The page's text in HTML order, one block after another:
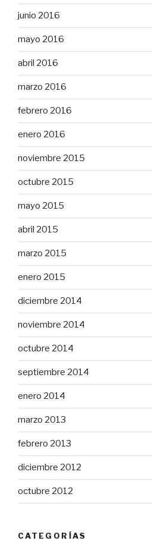
junio 2016
mayo 2016
abril 2016
marzo 2016
febrero 2016
enero 2016
noviembre 2015
octubre 2015
mayo 2015
abril 2015
marzo 2015
enero 2015
diciembre 2014
noviembre 2014
octubre 2014
septiembre 2014
enero 2014
marzo 2013
febrero 2013
diciembre 2012
octubre 2012
CATEGORÍAS